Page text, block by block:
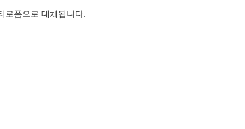
로폼으로 대체됩니다.